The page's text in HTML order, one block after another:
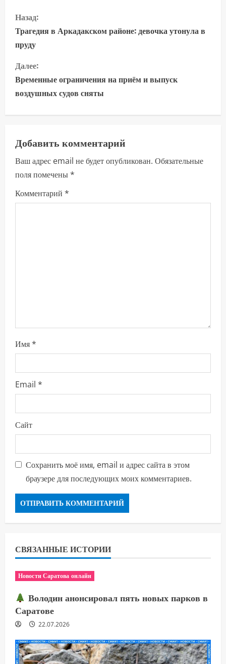
П
р
о
д
о
л
ж
и
т
ь
е
Назад:
Трагедия в Аркадакском районе: девочка утонула в
пруду
Далее:
Временные ограничения на приём и выпуск
воздушных судов сняты
Добавить комментарий
Ваш адрес email не будет опубликован. Обязательные
поля помечены*
Комментарий *
Имя*
Email *
Сайт
Сохранить моё имя, email и адрес сайта в этом
браузере для последующих моих комментариев.
СВЯЗАННЫЕ ИСТОРИИ
Новости Саратова онлайн
Володин анонсировал пять новых парков в
Саратове
22.07.2026